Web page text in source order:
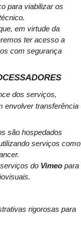
para viabilizar os
em virtude da
ter acesso a
com segurança
dos serviços,
envolver transferência
são hospedados
serviços como
do Vimeo para
rigorosas para